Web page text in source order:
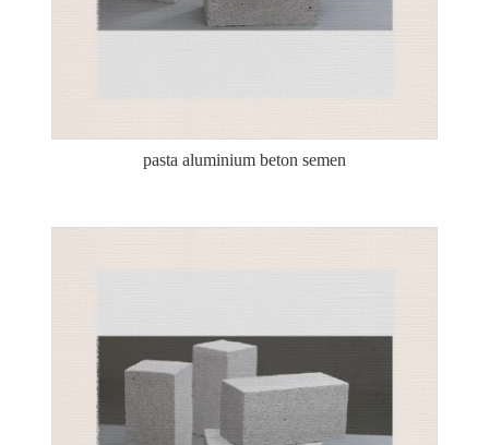
pasta aluminium beton semen